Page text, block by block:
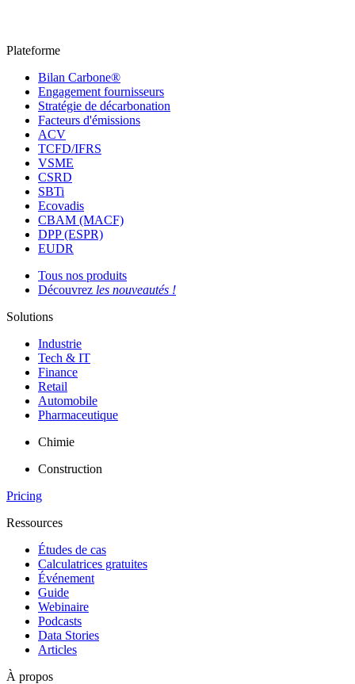
Plateforme
Bilan Carbone®
Engagement fournisseurs
Stratégie de décarbonation
Facteurs d'émissions
ACV
TCFD/IFRS
VSME
CSRD
SBTi
Ecovadis
CBAM (MACF)
DPP (ESPR)
EUDR
Tous nos produits
Découvrez les nouveautés !
Solutions
Industrie
Tech & IT
Finance
Retail
Automobile
Pharmaceutique
Chimie
Construction
Pricing
Ressources
Études de cas
Calculatrices gratuites
Événement
Guide
Webinaire
Podcasts
Data Stories
Articles
À propos